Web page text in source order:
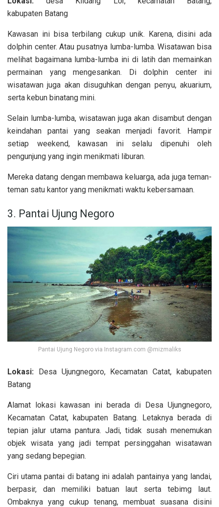
kabupaten Batang
Kawasan ini bisa terbilang cukup unik. Karena, disini ada
dolphin center. Atau pusatnya lumba-lumba. Wisatawan bisa
melihat bagaimana lumba-lumba ini di latih dan memainkan
permainan yang mengesankan. Di dolphin center ini
wisatawan juga akan disuguhkan dengan penyu, akuarium,
serta kebun binatang mini.
Selain lumba-lumba, wisatawan juga akan disambut dengan
keindahan pantai yang seakan menjadi favorit. Hampir
setiap weekend, kawasan ini selalu dipenuhi oleh
pengunjung yang ingin menikmati liburan.
Mereka datang dengan membawa keluarga, ada juga teman-
teman satu kantor yang menikmati waktu kebersamaan.
3. Pantai Ujung Negoro
Pantai Ujung Negoro via Instagram.com @mizmaliks
Lokasi:
Desa Ujungnegoro, Kecamatan Catat, kabupaten
Batang
Alamat lokasi kawasan ini berada di Desa Ujungnegoro,
Kecamatan Catat, kabupaten Batang. Letaknya berada di
tepian jalur utama pantura. Jadi, tidak susah menemukan
objek wisata yang jadi tempat persinggahan wisatawan
yang sedang bepegian.
Ciri utama pantai di batang ini adalah pantainya yang landai,
berpasir, dan memiliki batuan laut serta tebimg laut.
Ombaknya yang cukup tenang, membuat suasana disini